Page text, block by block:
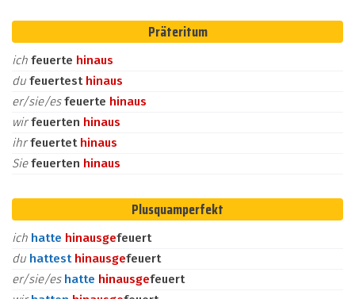
Präteritum
ich feuerte hinaus
du feuertest hinaus
er/sie/esfeuerte hinaus
wirfeuerten hinaus
ihrfeuertet hinaus
Siefeuerten hinaus
Plusquamperfekt
ich hatte hinausgefeuert
du hattest hinausgefeuert
er/sie/es hatte hinausgefeuert